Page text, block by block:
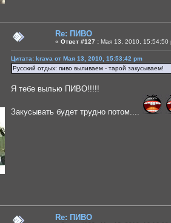
Re: ПИВО
« Ответ #127 : Мая 13, 2010, 15:54:50
Цитата: krava от Мая 13, 2010, 15:53:42 pm
Русский отдых: пиво выливаем - тарой закусываем!
Я тебе вылью ПИВО!!!!!
Закусывать будет трудно потом....
Re: ПИВО